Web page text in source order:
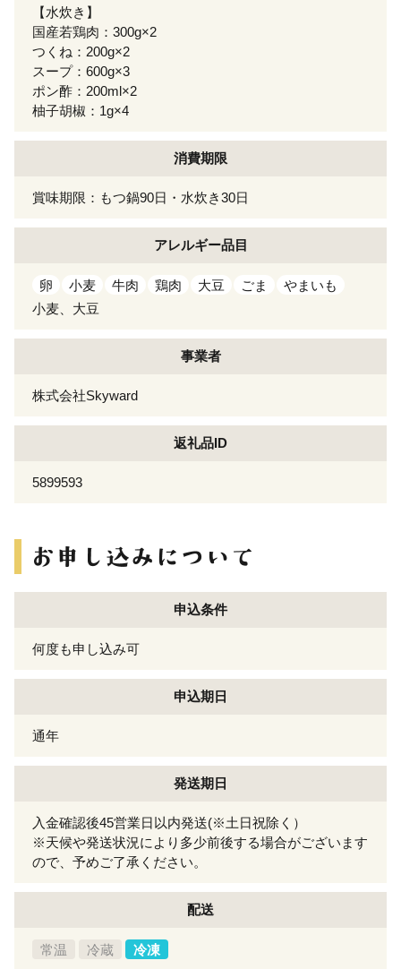
【水炊き】
国産若鶏肉：300g×2
つくね：200g×2
スープ：600g×3
ポン酢：200ml×2
柚子胡椒：1g×4
消費期限
賞味期限：もつ鍋90日・水炊き30日
アレルギー品目
卵 小麦 牛肉 鶏肉 大豆 ごま
やまいも
小麦、大豆
事業者
株式会社Skyward
返礼品ID
5899593
申込条件
何度も申し込み可
申込期日
通年
発送期日
入金確認後45営業日以内発送(※土日祝除く）
※天候や発送状況により多少前後する場合がございます
ので、予めご了承ください。
配送
常温 冷蔵 冷凍